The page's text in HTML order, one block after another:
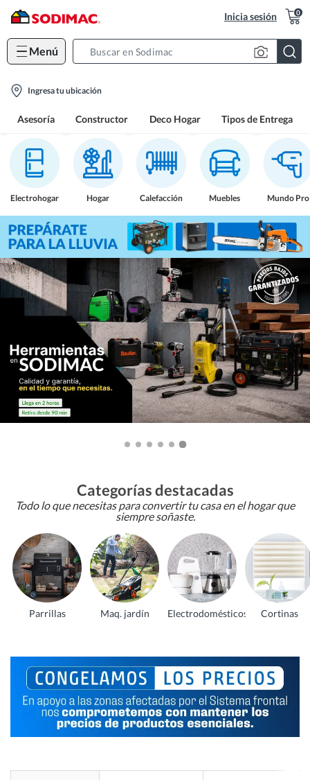
Inicia sesión 0
Menú
location-
Ingresa tu ubicación
Asesoría Constructor Deco Hogar Tipos de Entrega
Electrohogar Hogar Calefacción Muebles Mundo Pro
Categorías destacadas
Todo lo que necesitas para convertir tu casa en el hogar que
siempre soñaste.
Parrillas Maq. jardín Electrodomésticos Cortinas